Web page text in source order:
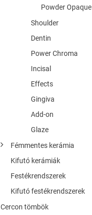
Powder Opaque
Shoulder
Dentin
Power Chroma
Incisal
Effects
Gingiva
Add-on
Glaze
Fémmentes kerámia
Kifutó kerámiák
Festékrendszerek
Kifutó festékrendszerek
Cercon tömbök